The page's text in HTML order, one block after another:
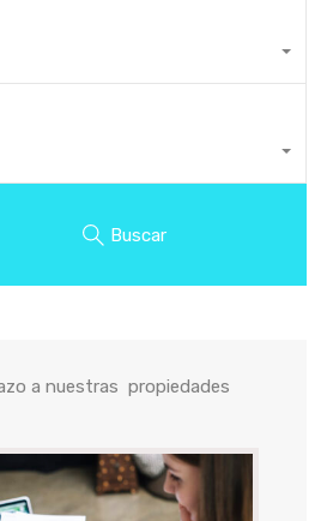
Buscar
EN
a nuestras propiedades